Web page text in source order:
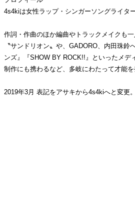
4s4kiは女性ラップ・シンガーソングライター
作詞・作曲のほか編曲やトラックメイクも
〝サンドリオン〟や、GADORO、内田珠鈴
ンズ』『SHOW BY ROCK!!』といったメデ
制作にも携わるなど、多岐にわたって才能を
2019年3月 表記をアサキから4s4kiへと変更。